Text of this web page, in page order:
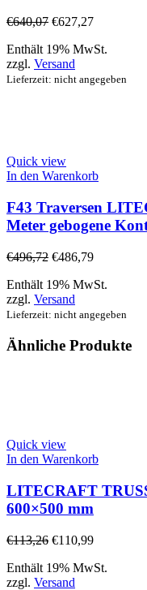
€640,07 €627,27
Enthält 19% MwSt.
zzgl. Versand
Lieferzeit: nicht angegeben
Quick view
In den Warenkorb
F43 Traversen
Meter gebogene
€496,72 €486,79
Enthält 19% MwSt.
zzgl. Versand
Lieferzeit: nicht angegeben
Ähnliche Produkte
Quick view
In den Warenkorb
LITECRAFT
600×500 mm
€113,26 €110,99
Enthält 19% MwSt.
zzgl. Versand